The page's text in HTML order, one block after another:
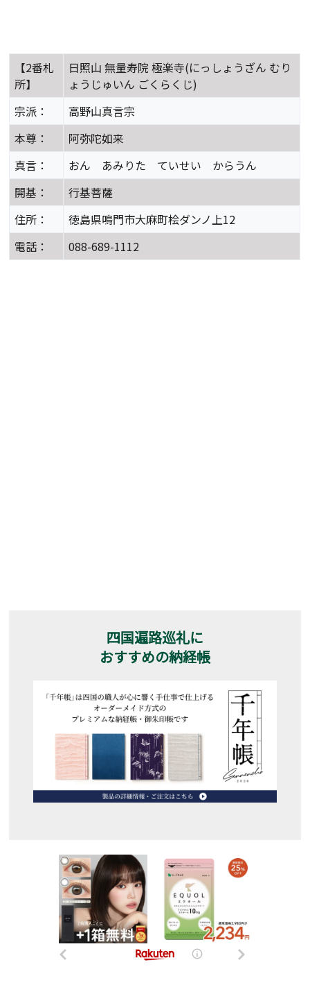
【2番札
所】
日照山 無量寿院 極楽寺(にっしょうざん むり
ょうじゅいん ごくらくじ)
宗派：
高野山真言宗
本尊：
阿弥陀如来
真言：
おん あみりた ていせい からうん
開基：
行基菩薩
住所：
徳島県鳴門市大麻町桧ダンノ上12
電話：
088-689-1112
四国遍路巡礼に
おすすめの納経帳